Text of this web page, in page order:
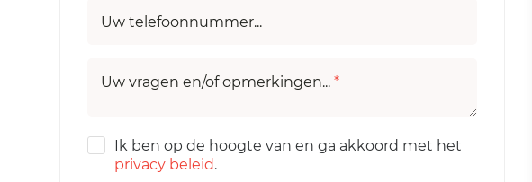
Uw telefoonnummer...
Uw vragen en/of opmerkingen... *
Ik ben op de hoogte van en ga akkoord met het
privacy beleid.